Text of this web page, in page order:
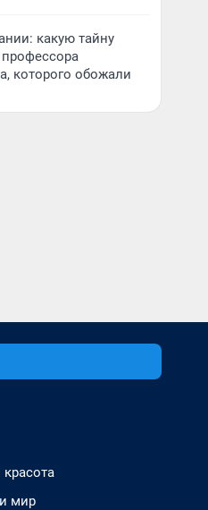
какую тайну
которого обожали
мир